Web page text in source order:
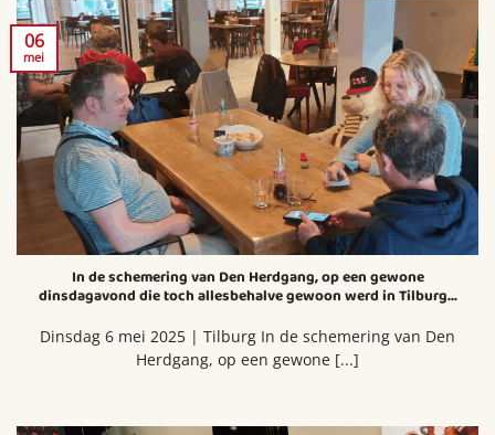
In de schemering van Den Herdgang, op een gewone
dinsdagavond die toch allesbehalve gewoon werd in Tilburg…
Dinsdag 6 mei 2025 | Tilburg In de schemering van Den
Herdgang, op een gewone [...]
06
mei